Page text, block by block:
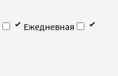
Ежедневная